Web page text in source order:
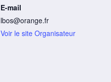
E-mail
lbos@orange.fr
Voir le site Organisateur